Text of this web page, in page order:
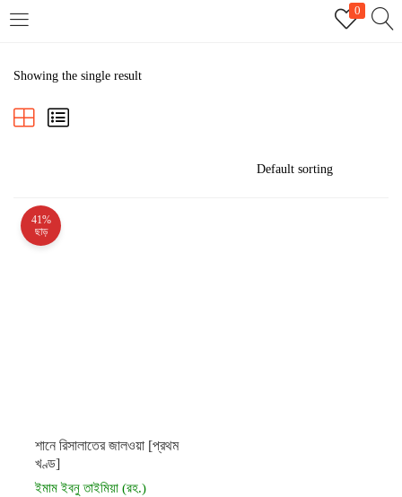
0
REGISTER
Showing the single result
41%
ছাড়
শানে রিসালাতের জালওয়া [প্রথম
খণ্ড]
ইমাম ইবনু তাইমিয়া (রহ.)